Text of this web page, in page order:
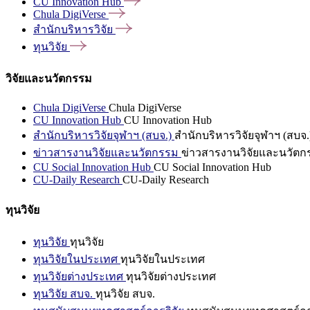
Chula DigiVerse
สำนักบริหารวิจัย
ทุนวิจัย
วิจัยและนวัตกรรม
Chula DigiVerse Chula DigiVerse
CU Innovation Hub CU Innovation Hub
สำนักบริหารวิจัยจุฬาฯ (สบจ.) สำนักบริหารวิจัยจุฬาฯ (สบจ
ข่าวสารงานวิจัยและนวัตกรรม ข่าวสารงานวิจัยและนวัตก
CU Social Innovation Hub CU Social Innovation Hub
CU-Daily Research CU-Daily Research
ทุนวิจัย
ทุนวิจัย ทุนวิจัย
ทุนวิจัยในประเทศ ทุนวิจัยในประเทศ
ทุนวิจัยต่างประเทศ ทุนวิจัยต่างประเทศ
ทุนวิจัย สบจ. ทุนวิจัย สบจ.